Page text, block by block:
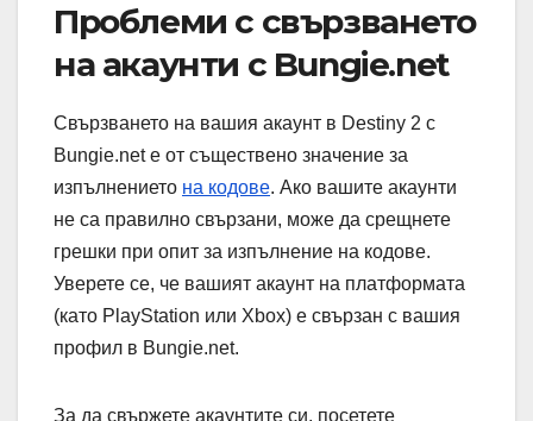
Проблеми с свързването
на акаунти с Bungie.net
Свързването на вашия акаунт в Destiny 2 с
Bungie.net е от съществено значение за
изпълнението на кодове. Ако вашите акаунти
не са правилно свързани, може да срещнете
грешки при опит за изпълнение на кодове.
Уверете се, че вашият акаунт на платформата
(като PlayStation или Xbox) е свързан с вашия
профил в Bungie.net.
За да свържете акаунтите си, посетете